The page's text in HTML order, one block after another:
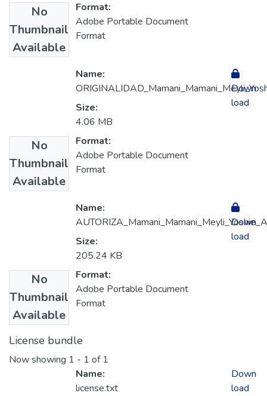
No
Thumbnail
Available
Format:
Adobe Portable Document
Format
No
Thumbnail
Available
Name:
Size:
4.06 MB
Format:
Adobe Portable Document
Format
Down
load
No
Thumbnail
Available
Name:
Size:
205.24 KB
Format:
Adobe Portable Document
Format
Down
load
License bundle
Now showing 1 - 1 of 1
Name:
license.txt
Down
load